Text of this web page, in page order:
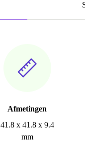
Afmetingen
41.8 x 41.8 x 9.4
mm